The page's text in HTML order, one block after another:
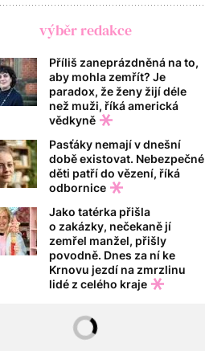
výběr redakce
Příliš zaneprázdněná na to,
aby mohla zemřít? Je
paradox, že ženy žijí déle
než muži, říká americká
vědkyně
Pasťáky nemají v dnešní
době existovat. Nebezpečné
děti patří do vězení, říká
odbornice
Jako tatérka přišla
o zakázky, nečekaně jí
zemřel manžel, přišly
povodně. Dnes za ní ke
Krnovu jezdí na zmrzlinu
lidé z celého kraje